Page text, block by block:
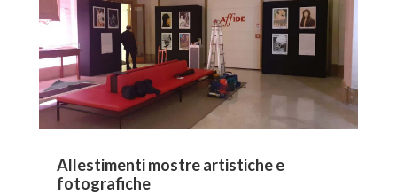
Allestimenti mostre artistiche e
fotografiche